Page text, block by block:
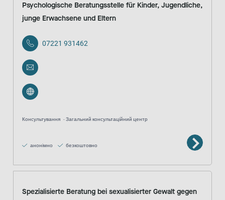
Psychologische Beratungsstelle für Kinder, Jugendliche,
junge Erwachsene und Eltern
07221 931462
Консультування Загальний консультаційний центр
анонімно безкоштовно
Spezialisierte Beratung bei sexualisierter Gewalt gegen